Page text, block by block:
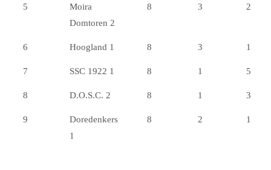
5
Moira
Domtoren 2
8 3 2
6 Hoogland 1 8 3 1
7 SSC 1922 1 8 1 5
8 D.O.S.C. 2 8 1 3
9
Doredenkers
1
8 2 1